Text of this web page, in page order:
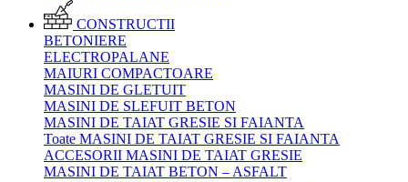
CONSTRUCTII
BETONIERE
ELECTROPALANE
MAIURI COMPACTOARE
MASINI DE GLETUIT
MASINI DE SLEFUIT BETON
MASINI DE TAIAT GRESIE SI FAIANTA
Toate MASINI DE TAIAT GRESIE SI FAIANTA
ACCESORII MASINI DE TAIAT GRESIE
MASINI DE TAIAT BETON – ASFALT